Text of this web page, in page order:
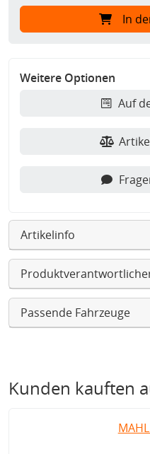
In
Weitere Optionen
Auf
Artikelinfo
Passende Fahrzeuge
Kunden kauften